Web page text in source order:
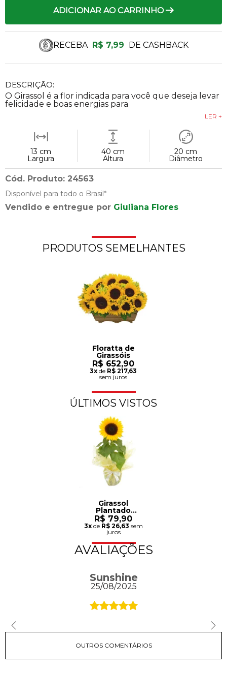
DESCRIÇÃO:
O Girassol é a flor indicada para você que deseja levar
felicidade e boas energias para
LER +
13 cm
Largura
40 cm
Altura
20 cm
Diâmetro
Cód. Produto: 24563
Disponível para todo o Brasil*
Vendido e entregue por Giuliana Flores
RECEBA R$ 7,99 DE CASHBACK
ADICIONAR AO CARRINHO
PRODUTOS SEMELHANTES
Floratta de
Girassóis
R$ 652,90
3xde R$ 217,63
sem juros
ÚLTIMOS VISTOS
Girassol
Plantado
Presente
R$ 79,90
3xde R$ 26,63 sem
juros
AVALIAÇÕES
Sunshine
25/08/2025
OUTROS COMENTÁRIOS